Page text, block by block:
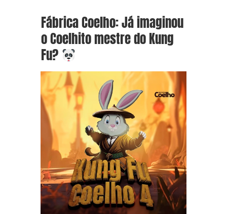
Fábrica Coelho: Já imaginou
o Coelhito mestre do Kung
Fu?